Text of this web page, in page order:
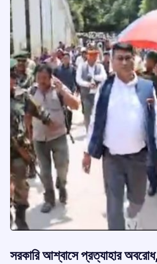
সরকারি আশ্বাসে প্রত্যাহার